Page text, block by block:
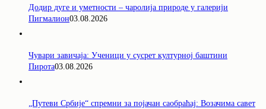
Додир дуге и уметности – чаролија природе у галерији
Пигмалион03.08.2026
Чувари завичаја: Ученици у сусрет културној баштини
Пирота03.08.2026
„Путеви Србије“ спремни за појачан саобраћај: Возачима савет